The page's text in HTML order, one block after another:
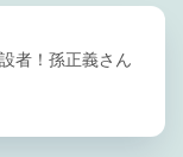
者！孫正義さん